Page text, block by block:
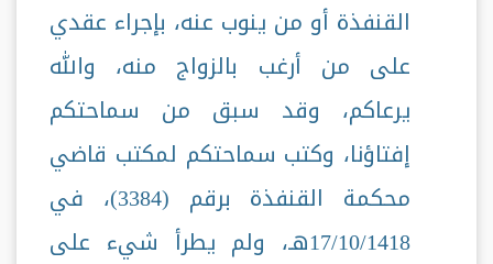
القنفذة أو من ينوب عنه، بإجراء عقدي
على من أرغب بالزواج منه، والله
يرعاكم، وقد سبق من سماحتكم
إفتاؤنا، وكتب سماحتكم لمكتب قاضي
محكمة القنفذة برقم (3384)، في
17/10/1418هـ، ولم يطرأ شيء على